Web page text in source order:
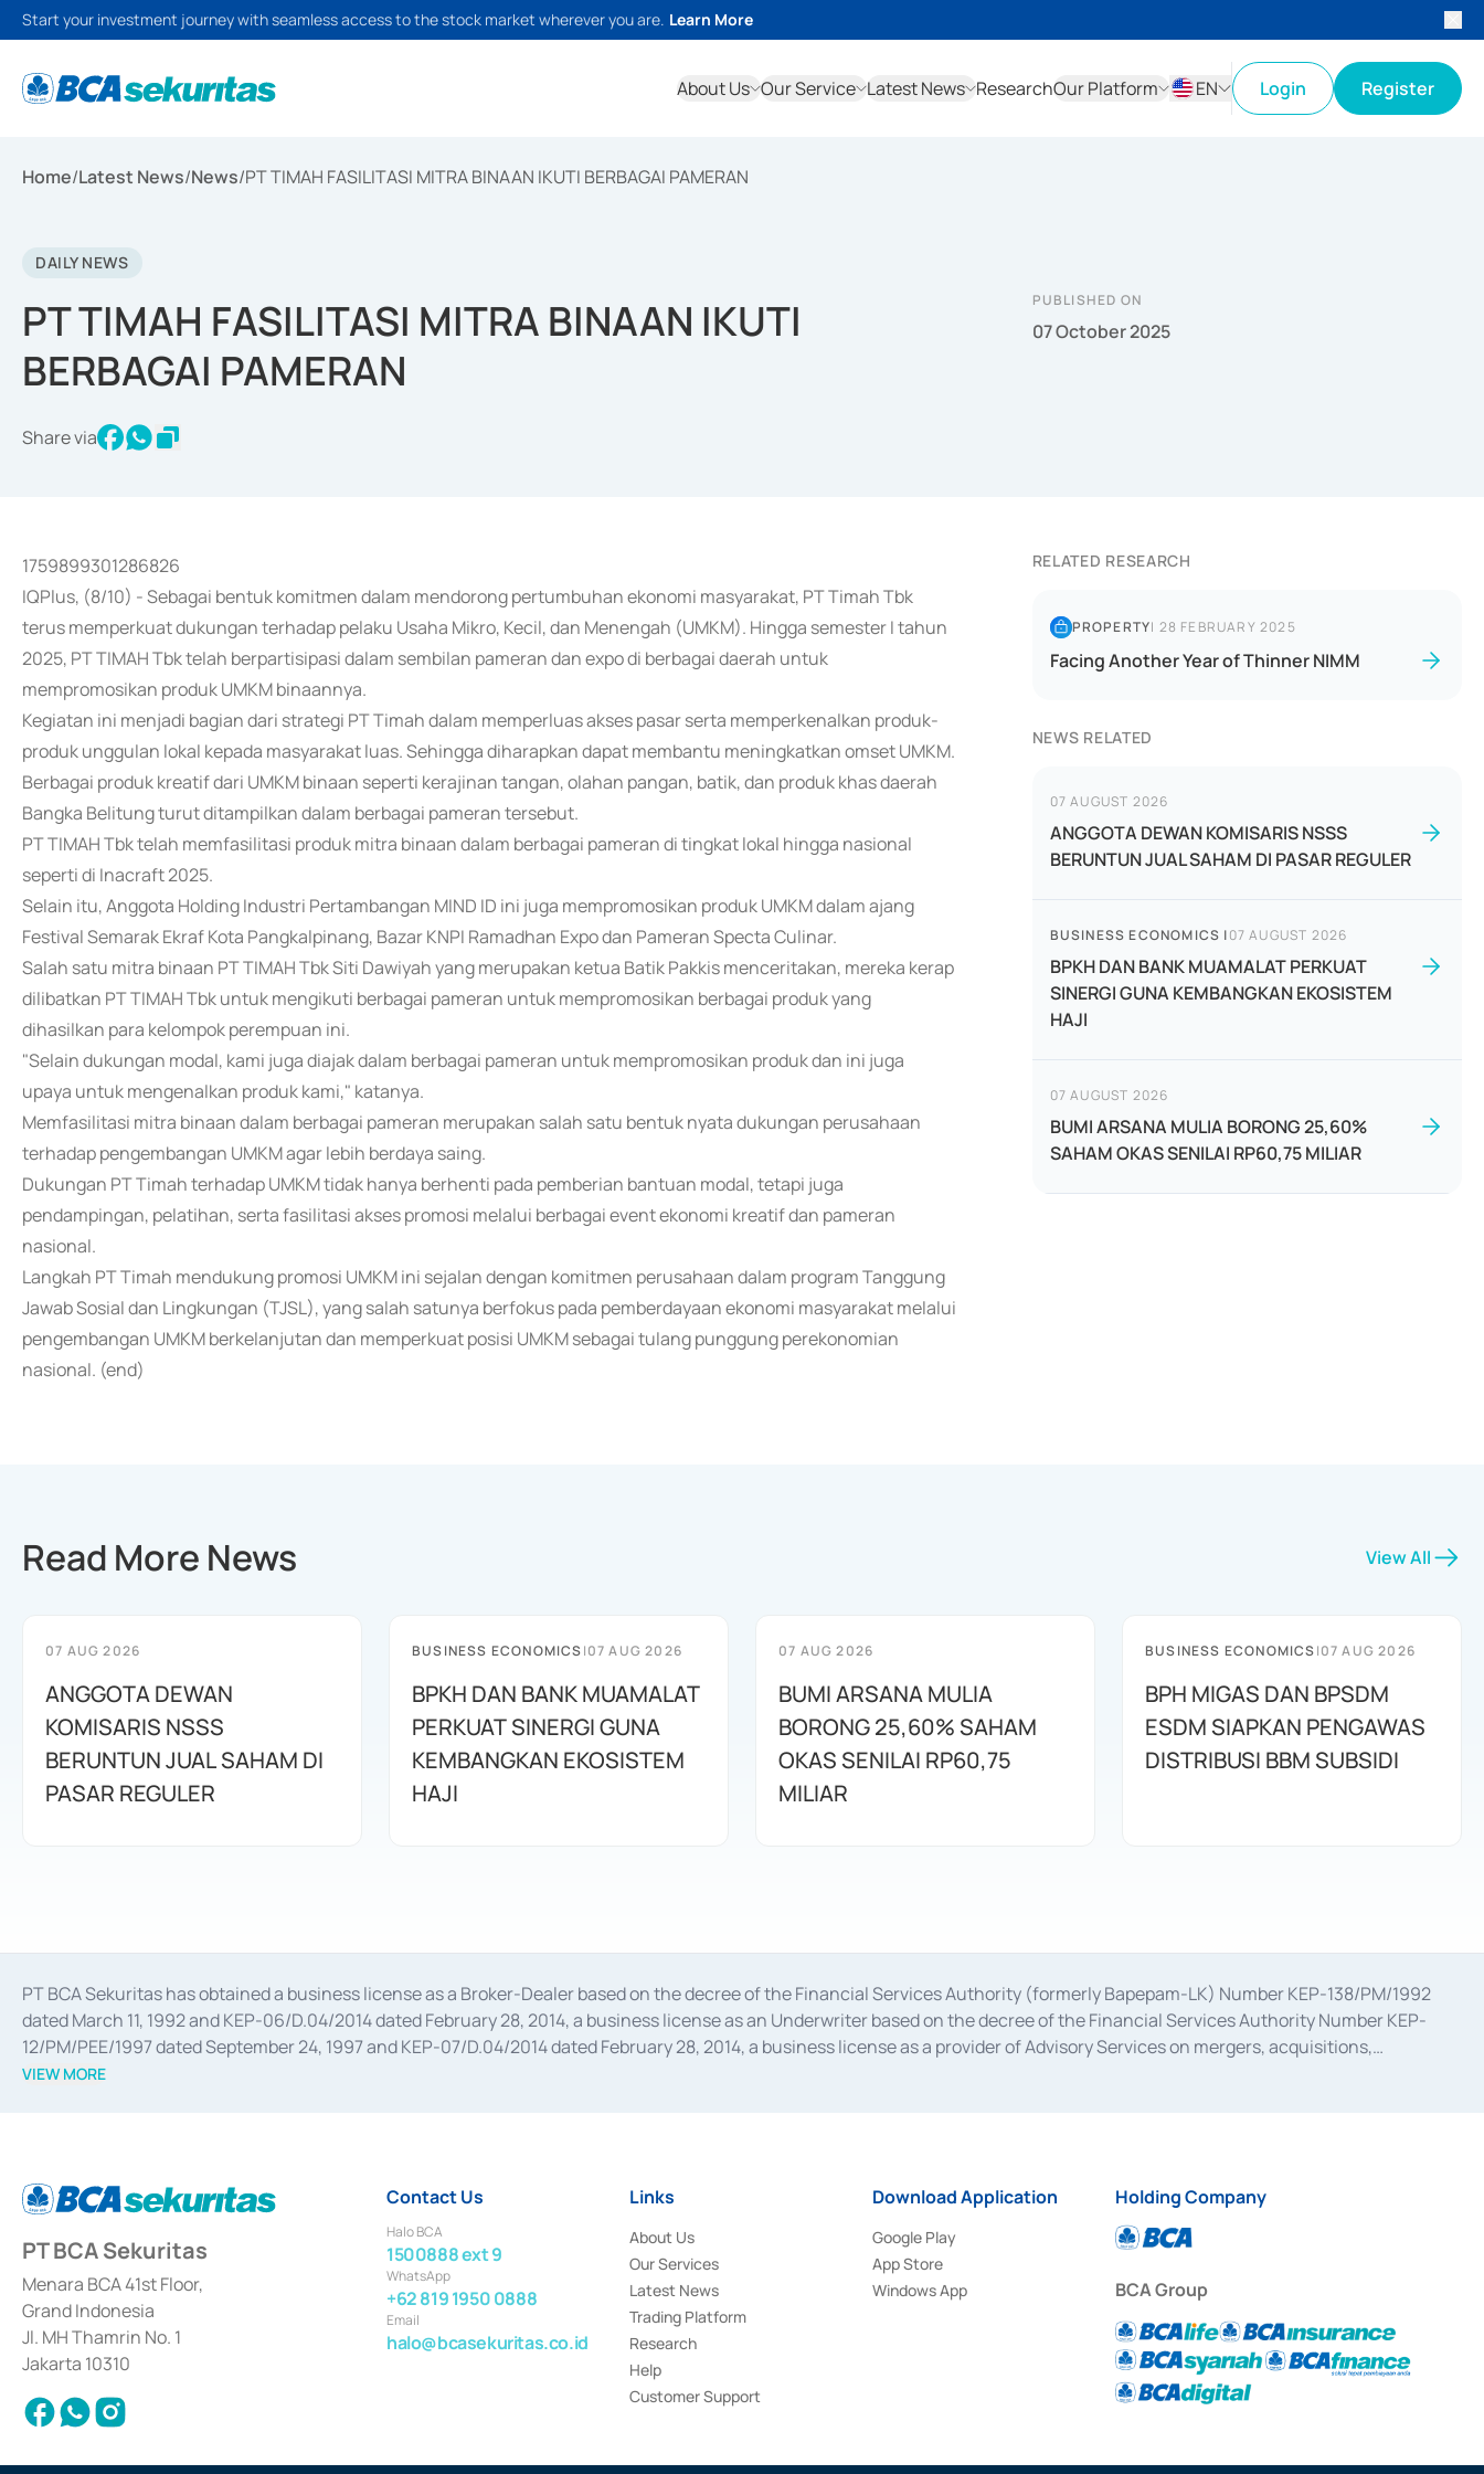
Start your investment journey with seamless access to the stock market wherever you are. Learn More
About Us Our Service Latest News ResearchOur Platform
EN
Login Register
Home/Latest News/News/PT TIMAH FASILITASI MITRA BINAAN IKUTI BERBAGAI PAMERAN
DAILY NEWS
PT TIMAH FASILITASI MITRA BINAAN IKUTI
BERBAGAI PAMERAN
Share via
PUBLISHED ON
07 October 2025
1759899301286826
IQPlus, (8/10) - Sebagai bentuk komitmen dalam mendorong pertumbuhan ekonomi masyarakat, PT Timah Tbk
terus memperkuat dukungan terhadap pelaku Usaha Mikro, Kecil, dan Menengah (UMKM). Hingga semester I tahun
2025, PT TIMAH Tbk telah berpartisipasi dalam sembilan pameran dan expo di berbagai daerah untuk
mempromosikan produk UMKM binaannya.
Kegiatan ini menjadi bagian dari strategi PT Timah dalam memperluas akses pasar serta memperkenalkan produk-
produk unggulan lokal kepada masyarakat luas. Sehingga diharapkan dapat membantu meningkatkan omset UMKM.
Berbagai produk kreatif dari UMKM binaan seperti kerajinan tangan, olahan pangan, batik, dan produk khas daerah
Bangka Belitung turut ditampilkan dalam berbagai pameran tersebut.
PT TIMAH Tbk telah memfasilitasi produk mitra binaan dalam berbagai pameran di tingkat lokal hingga nasional
seperti di Inacraft 2025.
Selain itu, Anggota Holding Industri Pertambangan MIND ID ini juga mempromosikan produk UMKM dalam ajang
Festival Semarak Ekraf Kota Pangkalpinang, Bazar KNPI Ramadhan Expo dan Pameran Specta Culinar.
Salah satu mitra binaan PT TIMAH Tbk Siti Dawiyah yang merupakan ketua Batik Pakkis menceritakan, mereka kerap
dilibatkan PT TIMAH Tbk untuk mengikuti berbagai pameran untuk mempromosikan berbagai produk yang
dihasilkan para kelompok perempuan ini.
"Selain dukungan modal, kami juga diajak dalam berbagai pameran untuk mempromosikan produk dan ini juga
upaya untuk mengenalkan produk kami," katanya.
Memfasilitasi mitra binaan dalam berbagai pameran merupakan salah satu bentuk nyata dukungan perusahaan
terhadap pengembangan UMKM agar lebih berdaya saing.
Dukungan PT Timah terhadap UMKM tidak hanya berhenti pada pemberian bantuan modal, tetapi juga
pendampingan, pelatihan, serta fasilitasi akses promosi melalui berbagai event ekonomi kreatif dan pameran
nasional.
Langkah PT Timah mendukung promosi UMKM ini sejalan dengan komitmen perusahaan dalam program Tanggung
Jawab Sosial dan Lingkungan (TJSL), yang salah satunya berfokus pada pemberdayaan ekonomi masyarakat melalui
pengembangan UMKM berkelanjutan dan memperkuat posisi UMKM sebagai tulang punggung perekonomian
nasional. (end)
RELATED RESEARCH
PROPERTY| 28 FEBRUARY 2025
Facing Another Year of Thinner NIMM
NEWS RELATED
07 AUGUST 2026
ANGGOTA DEWAN KOMISARIS NSSS
BERUNTUN JUAL SAHAM DI PASAR REGULER
BUSINESS ECONOMICS |07 AUGUST 2026
BPKH DAN BANK MUAMALAT PERKUAT
SINERGI GUNA KEMBANGKAN EKOSISTEM
HAJI
07 AUGUST 2026
BUMI ARSANA MULIA BORONG 25,60%
SAHAM OKAS SENILAI RP60,75 MILIAR
Read More News View All
07 AUG 2026
ANGGOTA DEWAN
KOMISARIS NSSS
BERUNTUN JUAL SAHAM DI
PASAR REGULER
BUSINESS ECONOMICS|07 AUG 2026
BPKH DAN BANK MUAMALAT
PERKUAT SINERGI GUNA
KEMBANGKAN EKOSISTEM
HAJI
07 AUG 2026
BUMI ARSANA MULIA
BORONG 25,60% SAHAM
OKAS SENILAI RP60,75
MILIAR
BUSINESS ECONOMICS|07 AUG 2026
BPH MIGAS DAN BPSDM
ESDM SIAPKAN PENGAWAS
DISTRIBUSI BBM SUBSIDI
PT BCA Sekuritas has obtained a business license as a Broker-Dealer based on the decree of the Financial Services Authority (formerly Bapepam-LK) Number KEP-138/PM/1992
dated March 11, 1992 and KEP-06/D.04/2014 dated February 28, 2014, a business license as an Underwriter based on the decree of the Financial Services Authority Number KEP-
12/PM/PEE/1997 dated September 24, 1997 and KEP-07/D.04/2014 dated February 28, 2014, a business license as a provider of Advisory Services on mergers, acquisitions,
divestments, and joint ventures based on the decree of the Financial Services Authority Number S-67/PM.21/2014 dated February 28, 2014, a business license as a provider of
Settlement of Commercial Paper Transactions whose license was issued in 2018.
VIEW MORE
PT BCA Sekuritas
Menara BCA 41st Floor,
Grand Indonesia
Jl. MH Thamrin No. 1
Jakarta 10310
Contact Us
Halo BCA
1500888 ext 9
WhatsApp
+62 819 1950 0888
Email
halo@bcasekuritas.co.id
Links
About Us
Our Services
Latest News
Trading Platform
Research
Help
Customer Support
Download Application
Google Play
App Store
Windows App
Holding Company
BCA Group